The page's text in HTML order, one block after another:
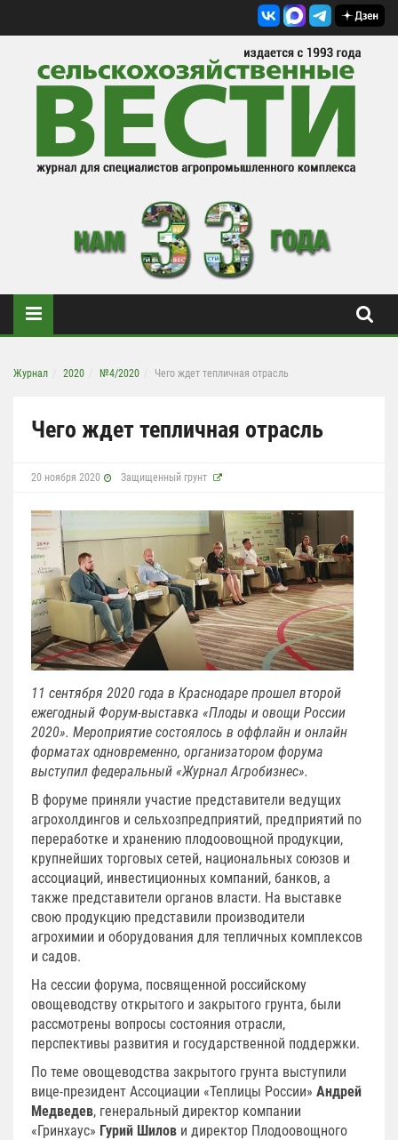
Журнал 2020 №4/2020 Чего ждет тепличная отрасль
Чего ждет тепличная отрасль
20 ноября 2020 Защищенный грунт
11 сентября 2020 года в Краснодаре прошел второй
ежегодный Форум-выставка «Плоды и овощи России
2020». Мероприятие состоялось в оффлайн и онлайн
форматах одновременно, организатором форума
выступил федеральный «Журнал Агробизнес».
В форуме приняли участие представители ведущих
агрохолдингов и сельхозпредприятий, предприятий по
переработке и хранению плодоовощной продукции,
крупнейших торговых сетей, национальных союзов и
ассоциаций, инвестиционных компаний, банков, а
также представители органов власти. На выставке
свою продукцию представили производители
агрохимии и оборудования для тепличных комплексов
и садов.
На сессии форума, посвященной российскому
овощеводству открытого и закрытого грунта, были
рассмотрены вопросы состояния отрасли,
перспективы развития и государственной поддержки.
По теме овощеводства закрытого грунта выступили
вице-президент Ассоциации «Теплицы России» Андрей
Медведев, генеральный директор компании
«Гринхаус» Гурий Шилов и директор Плодоовощного